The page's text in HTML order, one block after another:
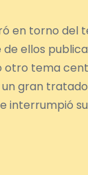
en torno del
ellos
otro tema
gran
interrumpió